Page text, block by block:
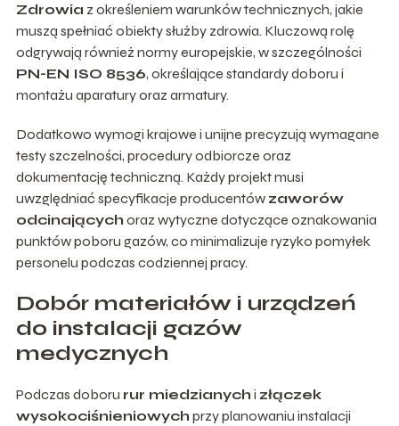
Zdrowia z określeniem warunków technicznych, jakie
muszą spełniać obiekty służby zdrowia. Kluczową rolę
odgrywają również normy europejskie, w szczególności
PN-EN ISO 8536, określające standardy doboru i
montażu aparatury oraz armatury.
Dodatkowo wymogi krajowe i unijne precyzują wymagane
testy szczelności, procedury odbiorcze oraz
dokumentację techniczną. Każdy projekt musi
uwzględniać specyfikacje producentów zaworów
odcinających oraz wytyczne dotyczące oznakowania
punktów poboru gazów, co minimalizuje ryzyko pomyłek
personelu podczas codziennej pracy.
Dobór materiałów i urządzeń
do instalacji gazów
medycznych
Podczas doboru rur miedzianych i złączek
wysokociśnieniowych przy planowaniu instalacji